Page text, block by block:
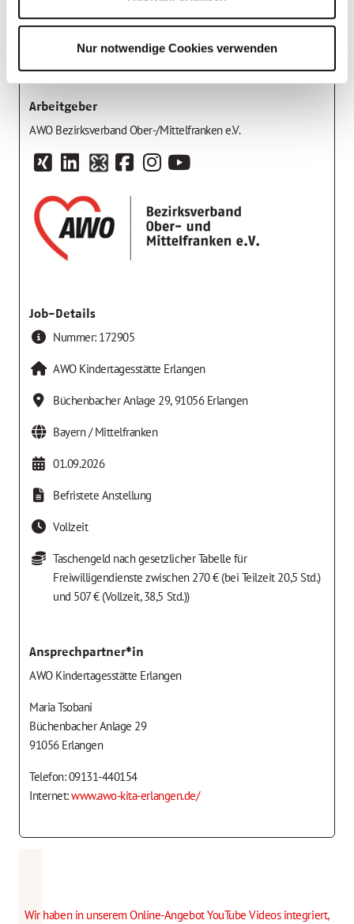
Nur notwendige Cookies verwenden
Freiwillige *r für ein Freiwilliges Soziales Jahr
Einrichtungen für Kinder und Jugendliche
Arbeitgeber
AWO Bezirksverband Ober-/Mittelfranken e.V.
Job-Details
Nummer: 172905
AWO Kindertagesstätte Erlangen
Büchenbacher Anlage 29,91056 Erlangen
Bayern / Mittelfranken
01.09.2026
Befristete Anstellung
Vollzeit
Taschengeld nach gesetzlicher Tabelle für
Freiwilligendienste zwischen 270 € (bei Teilzeit 20,5 Std.)
und 507 € (Vollzeit, 38,5 Std.))
Ansprechpartner*in
AWO Kindertagesstätte Erlangen
Maria Tsobani
Büchenbacher Anlage 29
91056 Erlangen
Telefon: 09131-440154
Internet:www.awo-kita-erlangen.de/
Wir haben in unserem Online-Angebot YouTube Videos integriert,